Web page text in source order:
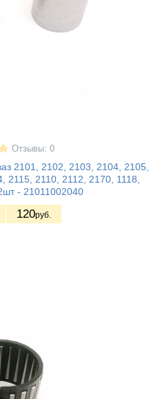
Отзывы: 0
2101, 2102, 2103, 2104, 2105,
2115, 2110, 2112, 2170, 1118,
- 21011002040
120руб.